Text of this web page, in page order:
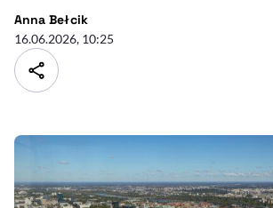
Anna Bełcik- autor artykułu - profil
16.06.2026, 10:25